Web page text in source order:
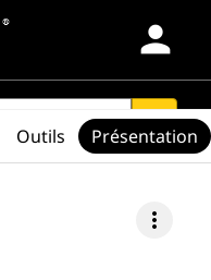
person
search
more_vert
Outils Présentation